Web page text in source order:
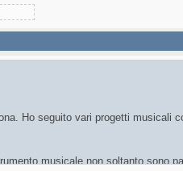
Ho seguito vari progetti musicali
musicale non soltanto sono